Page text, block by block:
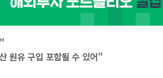
구
해
원유 구입 포함될 수 있어"